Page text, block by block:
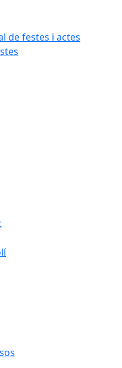
de festes i actes